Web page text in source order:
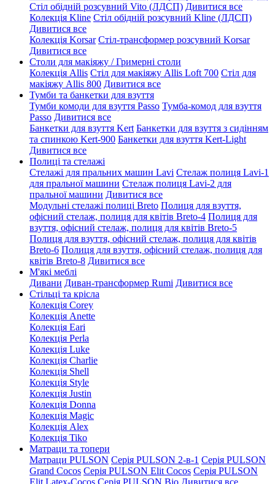
Стіл обідній розсувний Vito (ЛДСП) Дивитися все
Колекція Kline Стіл обідній розсувний Kline (ЛДСП)
Дивитися все
Колекція Korsar Стіл-трансформер розсувний Korsar
Дивитися все
Столи для макіяжу / Гримерні столи
Колекція Allis Стіл для макіяжу Allis Loft 700 Стіл для
макіяжу Allis 800 Дивитися все
Тумби та банкетки для взуття
Тумби комоди для взуття Passo Тумба-комод для взуття
Passo Дивитися все
Банкетки для взуття Kert Банкетки для взуття з сидінням
та спинкою Kert-900 Банкетки для взуття Kert-Light
Дивитися все
Полиці та стелажі
Стелажі для пральних машин Lavi Стелаж полиця Lavi-1
для пральної машини Стелаж полиця Lavi-2 для
пральної машини Дивитися все
Модульні стелажі полиці Breto Полиця для взуття,
офісний стелаж, полиця для квітів Breto-4 Полиця для
взуття, офісний стелаж, полиця для квітів Breto-5
Полиця для взуття, офісний стелаж, полиця для квітів
Breto-6 Полиця для взуття, офісний стелаж, полиця для
квітів Breto-8 Дивитися все
М'які меблі
Дивани Диван-трансформер Rumi Дивитися все
Стільці та крісла
Колекція Corey
Колекція Anette
Колекція Eari
Колекція Perla
Колекція Luke
Колекція Charlie
Колекція Shell
Колекція Style
Колекція Justin
Колекція Donna
Колекція Magic
Колекція Alex
Колекція Tiko
Матраци та топери
Матраци PULSON Серія PULSON 2-в-1 Серія PULSON
Grand Cocos Серія PULSON Elit Cocos Серія PULSON
Elit Latex-Cocos Серія PULSON Bio Дивитися все